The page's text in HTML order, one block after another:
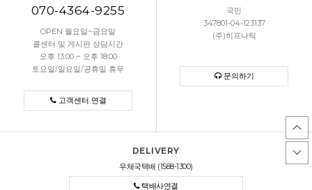
070-4364-9255
OPEN 월요일~금요일
콜센터 및 게시판 상담시간
오후 13:00 ~ 오후 18:00
토요일/일요일/공휴일 휴무
고객센터 연결
국민
347801-04-123137
(주)히프나틱
문의하기
DELIVERY
우체국택배 (1588-1300)
택배사연결